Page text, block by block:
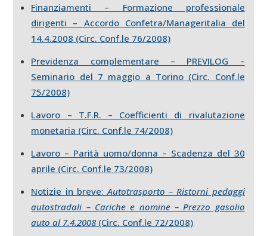
Finanziamenti – Formazione professionale
dirigenti – Accordo Confetra/Manageritalia del
14.4.2008 (Circ. Conf.le 76/2008)
Previdenza complementare – PREVILOG –
Seminario del 7 maggio a Torino (Circ. Conf.le
75/2008)
Lavoro – T.F.R. – Coefficienti di rivalutazione
monetaria (Circ. Conf.le 74/2008)
Lavoro – Parità uomo/donna – Scadenza del 30
aprile (Circ. Conf.le 73/2008)
Notizie in breve: Autotrasporto – Ristorni pedaggi
autostradali – Cariche e nomine – Prezzo gasolio
auto al 7.4.2008 (Circ. Conf.le 72/2008)